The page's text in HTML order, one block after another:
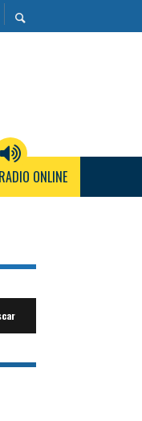
RADIO ONLINE